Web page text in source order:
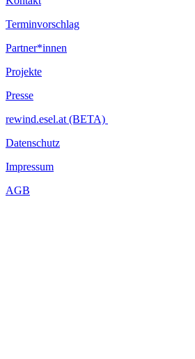
Terminvorschlag
Partner*innen
Projekte
Presse
rewind.esel.at (BETA)
Datenschutz
Impressum
AGB